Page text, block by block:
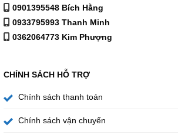
0901395548 Bích Hằng
0933795993 Thanh Minh
0362064773 Kim Phượng
CHÍNH SÁCH HỖ TRỢ
Chính sách thanh toán
Chính sách vận chuyển